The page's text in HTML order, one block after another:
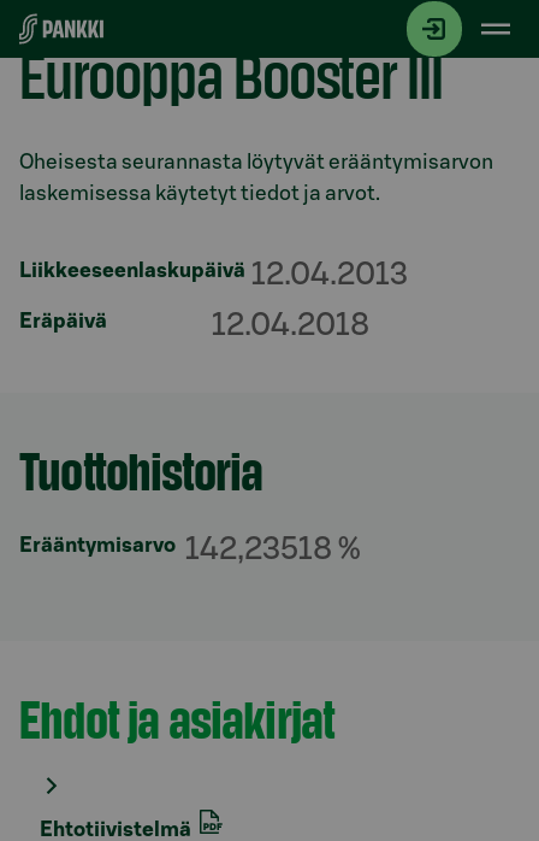
Siirry suoraan sisältöön
Eurooppa Booster III
Osio otsikolla
Oheisesta seurannasta löytyvät erääntymisarvon
laskemisessa käytetyt tiedot ja arvot.
Liikkeeseenlaskupäivä 12.04.2013
Eräpäivä 12.04.2018
Osio otsikolla
Tuottohistoria
Erääntymisarvo 142,23518 %
Osio otsikolla
Ehdot ja asiakirjat
Ehtotiivistelmä